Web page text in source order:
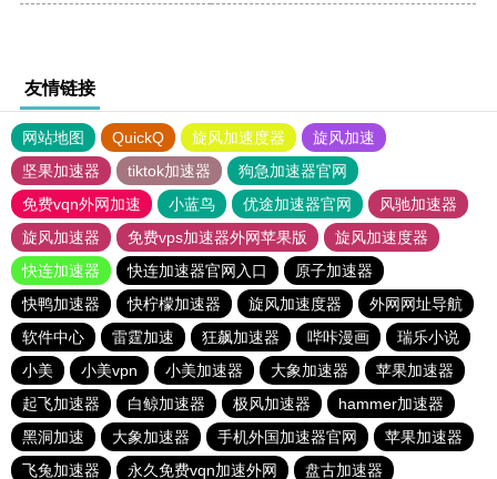
友情链接
网站地图 QuickQ 旋风加速度器
旋风加速
坚果加速器
tiktok加速器
狗急加速器官网
免费vqn外网加速
小蓝鸟 优途加速器官网
风驰加速器
旋风加速器
免费vps加速器外网苹果版
旋风加速度器
快连加速器
快连加速器官网入口
原子加速器
快鸭加速器
快柠檬加速器 旋风加速度器
外网网址导航
软件中心
雷霆加速 狂飙加速器 哔咔漫画
瑞乐小说
小美
小美vpn 小美加速器 大象加速器
苹果加速器
起飞加速器
白鲸加速器 极风加速器
hammer加速器
黑洞加速
大象加速器 手机外国加速器官网
苹果加速器
飞兔加速器
永久免费vqn加速外网 盘古加速器